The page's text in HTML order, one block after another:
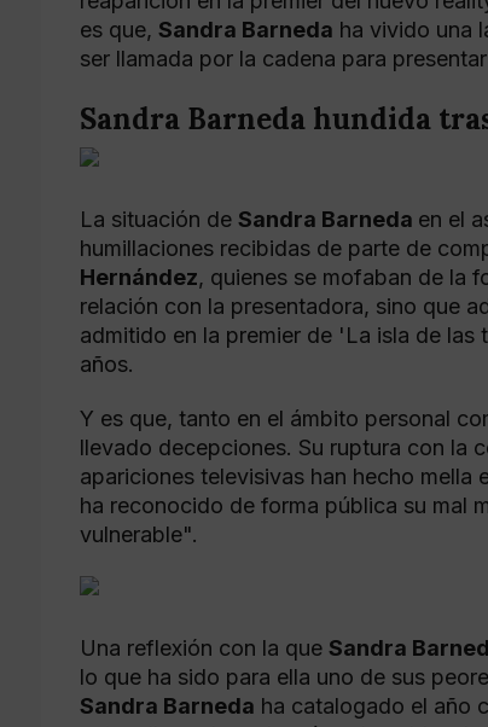
es que, Sandra Barneda ha vivido una
ser llamada por la cadena para
Sandra Barneda hundida
La situación de Sandra Barneda en el
humillaciones recibidas de parte de
Hernández, quienes se mofaban de la
relación con la presentadora, sino que
admitido en la premier de 'La isla de
años.
Y es que, tanto en el ámbito personal
llevado decepciones. Su ruptura con la
apariciones televisivas han hecho mella
ha reconocido de forma pública su mal
vulnerable".
Una reflexión con la que Sandra
lo que ha sido para ella uno de sus
Sandra Barneda ha catalogado el año